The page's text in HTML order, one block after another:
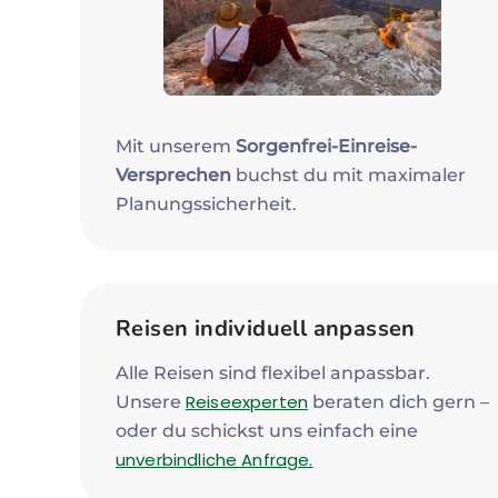
Mit unserem Sorgenfrei-Einreise-
Versprechen buchst du mit maximaler
Planungssicherheit.
Reisen individuell anpassen
Alle Reisen sind flexibel anpassbar.
Unsere Reiseexpertenberaten dich gern –
oder du schickst uns einfach eine
unverbindliche Anfrage.